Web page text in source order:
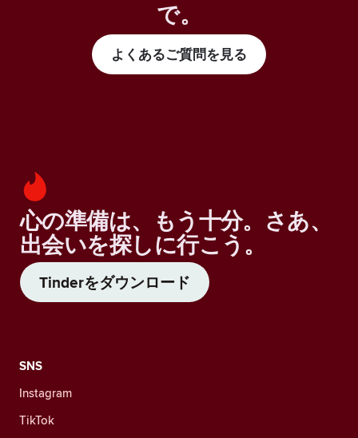
で。
よくあるご質問を見る
心の準備は、もう十分。さあ、
出会いを探しに行こう。
Tinderをダウンロード
SNS
Instagram
TikTok